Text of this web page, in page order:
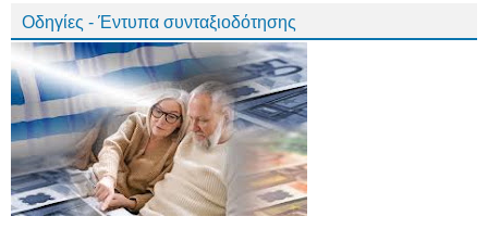
Οδηγίες - Έντυπα συνταξιοδότησης